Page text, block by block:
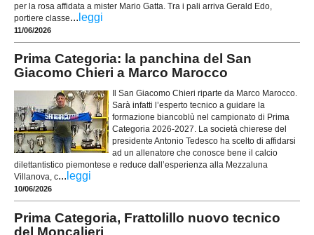
per la rosa affidata a mister Mario Gatta. Tra i pali arriva Gerald Edo,
portiere classe... leggi
11/06/2026
Prima Categoria: la panchina del San
Giacomo Chieri a Marco Marocco
Il San Giacomo Chieri riparte da Marco Marocco.
Sarà infatti l’esperto tecnico a guidare la
formazione biancoblù nel campionato di Prima
Categoria 2026-2027. La società chierese del
presidente Antonio Tedesco ha scelto di affidarsi
ad un allenatore che conosce bene il calcio
dilettantistico piemontese e reduce dall’esperienza alla Mezzaluna
Villanova, c... leggi
10/06/2026
Prima Categoria, Frattolillo nuovo tecnico
del Moncalieri